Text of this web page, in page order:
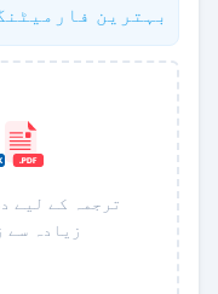
بہترین
ترجمہ کے لیے
زیادہ سے